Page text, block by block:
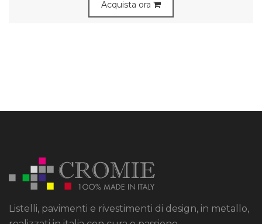
Acquista ora
Listelli, pavimenti e rivestimenti di design, in metallo,